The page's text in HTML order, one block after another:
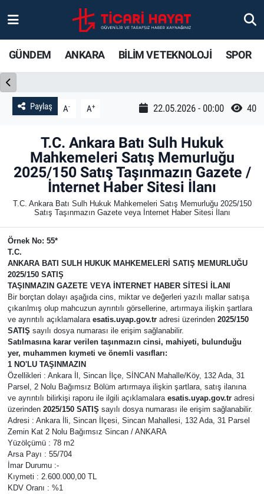
GÜNDEM ANKARA BİLİM VE TEKNOLOJİ SPOR
Paylaş A- A+ 22.05.2026 - 00:00 40
T.C. Ankara Batı Sulh Hukuk
Mahkemeleri Satış Memurluğu
2025/150 Satış Taşınmazın Gazete /
İnternet Haber Sitesi İlanı
T.C. Ankara Batı Sulh Hukuk Mahkemeleri Satış Memurluğu 2025/150
Satış Taşınmazın Gazete veya İnternet Haber Sitesi İlanı
Örnek No: 55*
T.C.
ANKARA BATI SULH HUKUK MAHKEMELERİ SATIŞ MEMURLUĞU
2025/150 SATIŞ
TAŞINMAZIN GAZETE VEYA İNTERNET HABER SİTESİ İLANI
Bir borçtan dolayı aşağıda cins, miktar ve değerleri yazılı mallar satışa
çıkarılmış olup mahcuzun ayrıntılı görsellerine, artırmaya ilişkin şartlara
ve ayrıntılı açıklamalara esatis.uyap.gov.tradresi üzerinden 2025/150
SATIŞ sayılı dosya numarası ile erişim sağlanabilir.
Satılmasına karar verilen taşınmazın cinsi, mahiyeti, bulunduğu
yer, muhammen kıymeti ve önemli vasıfları:
1 NO'LU TAŞINMAZIN
Özellikleri : Ankara İl, Sincan İlçe, SİNCAN Mahalle/Köy, 132 Ada, 31
Parsel, 2 Nolu Bağımsız Bölüm artırmaya ilişkin şartlara, satış ilanına
ve ayrıntılı bilirkişi raporu ile ilgili açıklamalara esatis.uyap.gov.tradresi
üzerinden 2025/150 SATIŞ sayılı dosya numarası ile erişim sağlanabilir.
Adresi : Ankara İli, Sincan İlçesi, Sincan Mahallesi, 132 Ada, 31 Parsel
Zemin Kat 2 Nolu Bağımsız Sincan / ANKARA
Yüzölçümü : 78 m2
Arsa Payı : 55/704
İmar Durumu :-
Kıymeti : 2.600.000,00 TL
KDV Oranı : %1
Ankara
Bilim ve Teknoloji
Spor
Ticari Hayat
Yaşam
Resmi İlanlar
Ankara Hava Durumu
Ankara Trafik Yoğunluk Haritası
Süper Lig Puan Durumu ve Fikstür
Tüm Manşetler
Son Dakika Haberleri
Haber Arşivi